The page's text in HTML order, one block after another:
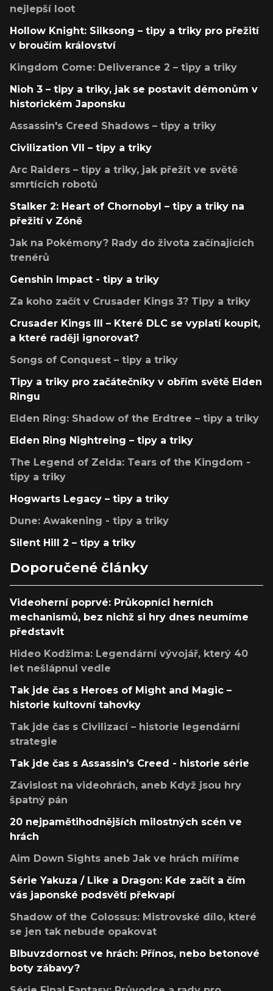
nejlepší loot
Hollow Knight: Silksong – tipy a triky pro přežití
v broučím království
Kingdom Come: Deliverance 2 – tipy a triky
Nioh 3 – tipy a triky, jak se postavit démonům v
historickém Japonsku
Assassin's Creed Shadows – tipy a triky
Civilization VII – tipy a triky
Arc Raiders – tipy a triky, jak přežít ve světě
smrtících robotů
Stalker 2: Heart of Chornobyl – tipy a triky na
přežití v Zóně
Jak na Pokémony? Rady do života začínajících
trenérů
Genshin Impact - tipy a triky
Za koho začít v Crusader Kings 3? Tipy a triky
Crusader Kings III – Které DLC se vyplatí koupit,
a které raději ignorovat?
Songs of Conquest – tipy a triky
Tipy a triky pro začátečníky v obřím světě Elden
Ringu
Elden Ring: Shadow of the Erdtree – tipy a triky
Elden Ring Nightreing – tipy a triky
The Legend of Zelda: Tears of the Kingdom -
tipy a triky
Hogwarts Legacy – tipy a triky
Dune: Awakening - tipy a triky
Silent Hill 2 – tipy a triky
Doporučené články
Videoherní poprvé: Průkopníci herních
mechanismů, bez nichž si hry dnes neumíme
představit
Hideo Kodžima: Legendární vývojář, který 40
let nešlápnul vedle
Tak jde čas s Heroes of Might and Magic –
historie kultovní tahovky
Tak jde čas s Civilizací – historie legendární
strategie
Tak jde čas s Assassin's Creed - historie série
Závislost na videohrách, aneb Když jsou hry
špatný pán
20 nejpamětihodnějších milostných scén ve
hrách
Aim Down Sights aneb Jak ve hrách míříme
Série Yakuza / Like a Dragon: Kde začít a čím
vás japonské podsvětí překvapí
Shadow of the Colossus: Mistrovské dílo, které
se jen tak nebude opakovat
Blbuvzdornost ve hrách: Přínos, nebo betonové
boty zábavy?